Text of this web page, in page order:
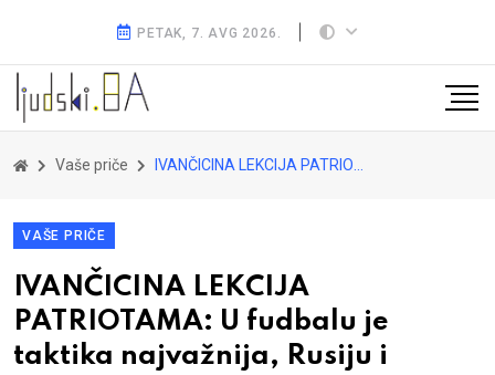
PETAK, 7. AVG 2026.
Vaše priče IVANČICINA LEKCIJA PATRIOTAMA: U fudbalu je taktika najvažnija, Rusiju i separatiste nećemo pobjediti galamom
VAŠE PRIČE
IVANČICINA LEKCIJA
PATRIOTAMA: U fudbalu je
taktika najvažnija, Rusiju i